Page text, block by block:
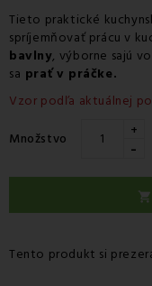
Pondelok 10.08 -
GLS
Tieto praktické
spríjemňovať prácu v
bavlny, výborne sajú
sa prať v práčke.
Vzor podľa aktuálnej
Množstvo +
-

Tento produkt si